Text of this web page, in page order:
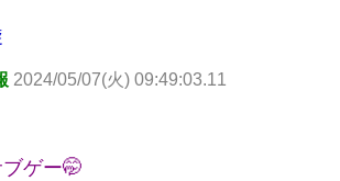
2024/05/07(火) 09:49:03.11
ゲー🤭